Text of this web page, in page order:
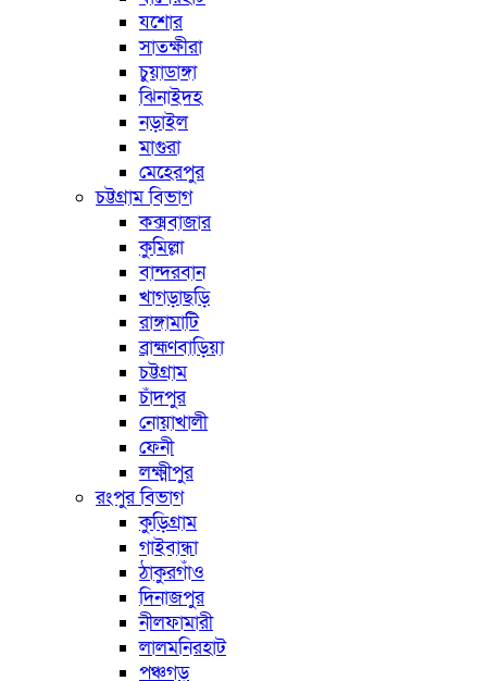
যশোর
সাতক্ষীরা
চুয়াডাঙ্গা
ঝিনাইদহ
নড়াইল
মাগুরা
মেহেরপুর
চট্টগ্রাম বিভাগ
কক্সবাজার
কুমিল্লা
বান্দরবান
খাগড়াছড়ি
রাঙ্গামাটি
ব্রাহ্মণবাড়িয়া
চট্টগ্রাম
চাঁদপুর
নোয়াখালী
ফেনী
লক্ষ্মীপুর
রংপুর বিভাগ
কুড়িগ্রাম
গাইবান্ধা
ঠাকুরগাঁও
দিনাজপুর
নীলফামারী
লালমনিরহাট
পঞ্চগড়